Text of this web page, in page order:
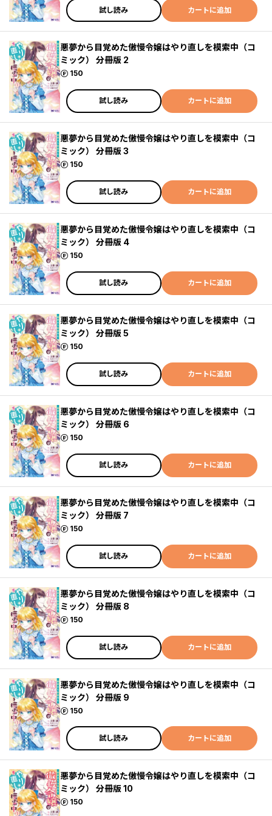
試し読み カートに追加
悪夢から目覚めた傲慢令嬢はやり直しを模索中（コ
ミック） 分冊版 2
150
ポイント
試し読み カートに追加
悪夢から目覚めた傲慢令嬢はやり直しを模索中（コ
ミック） 分冊版 3
150
ポイント
試し読み カートに追加
悪夢から目覚めた傲慢令嬢はやり直しを模索中（コ
ミック） 分冊版 4
150
ポイント
試し読み カートに追加
悪夢から目覚めた傲慢令嬢はやり直しを模索中（コ
ミック） 分冊版 5
150
ポイント
試し読み カートに追加
悪夢から目覚めた傲慢令嬢はやり直しを模索中（コ
ミック） 分冊版 6
150
ポイント
試し読み カートに追加
悪夢から目覚めた傲慢令嬢はやり直しを模索中（コ
ミック） 分冊版 7
150
ポイント
試し読み カートに追加
悪夢から目覚めた傲慢令嬢はやり直しを模索中（コ
ミック） 分冊版 8
150
ポイント
試し読み カートに追加
悪夢から目覚めた傲慢令嬢はやり直しを模索中（コ
ミック） 分冊版 9
150
ポイント
試し読み カートに追加
悪夢から目覚めた傲慢令嬢はやり直しを模索中（コ
ミック） 分冊版 10
150
ポイント